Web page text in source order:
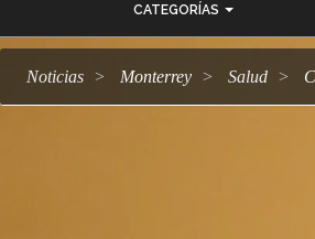
CATEGORÍAS
Noticias Monterrey salud